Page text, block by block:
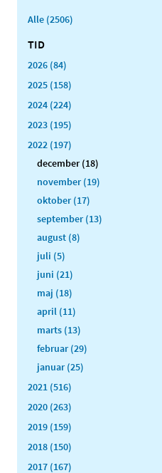
Alle (2506)
TID
2026 (84)
2025 (158)
2024 (224)
2023 (195)
2022 (197)
december (18)
november (19)
oktober (17)
september (13)
august (8)
juli (5)
juni (21)
maj (18)
april (11)
marts (13)
februar (29)
januar (25)
2021 (516)
2020 (263)
2019 (159)
2018 (150)
2017 (167)